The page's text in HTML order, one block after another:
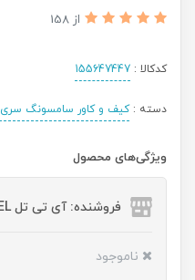
از 158
کدکالا : 155647447
دسته :کیف و کاور سامسونگ سری S
ویژگی‌های محصول
فروشنده: آی تی تل I.T.TEL
ناموجود